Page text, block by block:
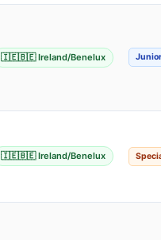
🇮🇪🇧🇪 Ireland/Benelux Junior
🇮🇪🇧🇪 Ireland/Benelux